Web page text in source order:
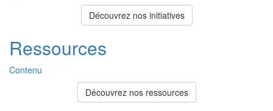
Découvrez nos initiatives
Ressources
Contenu
Découvrez nos ressources